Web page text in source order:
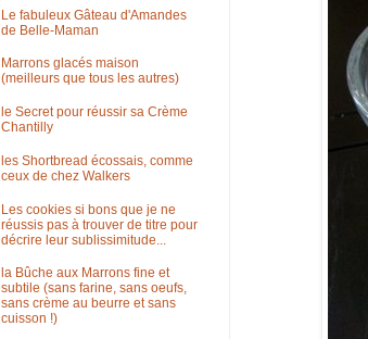
Le fabuleux Gâteau d'Amandes
de Belle-Maman
Marrons glacés maison
(meilleurs que tous les autres)
le Secret pour réussir sa Crème
Chantilly
les Shortbread écossais, comme
ceux de chez Walkers
Les cookies si bons que je ne
réussis pas à trouver de titre pour
décrire leur sublissimitude...
la Bûche aux Marrons fine et
subtile (sans farine, sans oeufs,
sans crème au beurre et sans
cuisson !)